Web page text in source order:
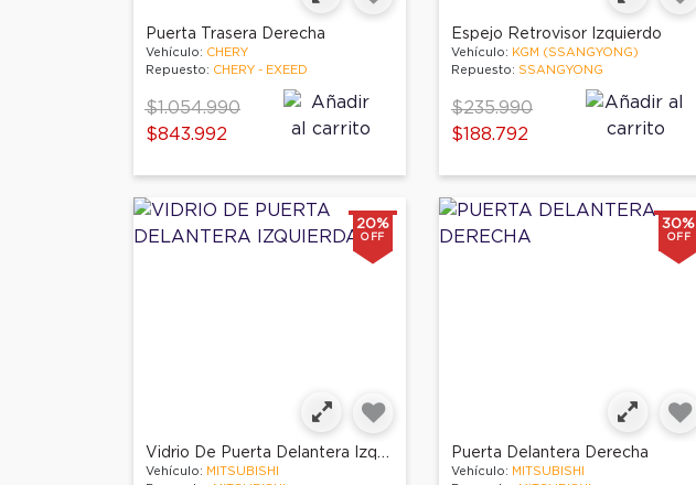
Puerta Trasera Derecha
Vehículo: CHERY
Repuesto: CHERY - EXEED
Price reduced from
$1.054.990
to
$843.992
Espejo Retrovisor Izquierdo
Vehículo: KGM (SSANGYONG)
Repuesto: SSANGYONG
Price reduced from
$235.990to
$188.792
20%
OFF
Vidrio De Puerta Delantera Izquierda
Vehículo: MITSUBISHI
30%
OFF
Puerta Delantera Derecha
Vehículo: MITSUBISHI